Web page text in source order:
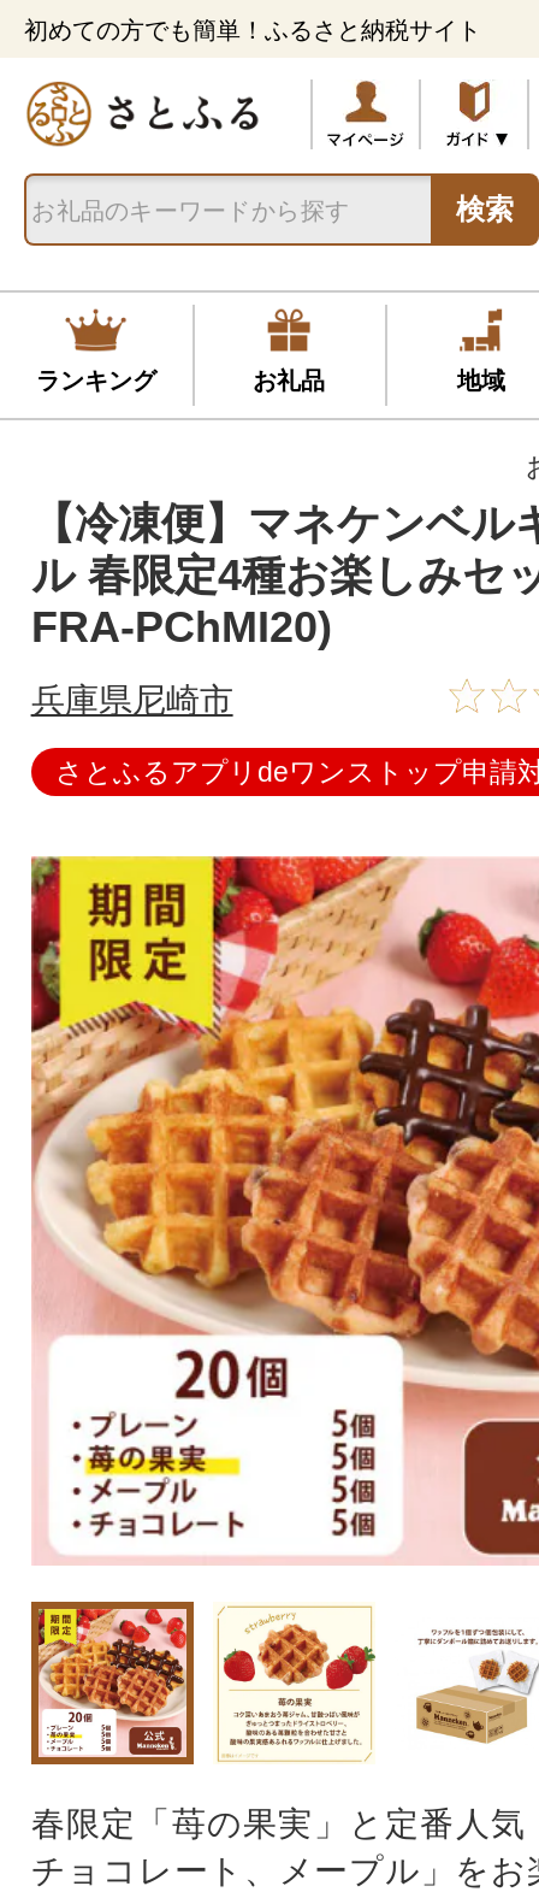
初めての方でも簡単！ふるさと納税サイト
検索
ランキング お礼品 地域
【冷凍便】マネケンベル
ル 春限定4種お楽しみセ
FRA-PChMI20)
兵庫県尼崎市
さとふるアプリdeワンストップ申請
春限定「苺の果実」と定番人気
チョコレート、メープル」をお